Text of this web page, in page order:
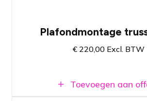
Plafondmontage
€ 220,00 Excl. BTW
Toevoegen aan